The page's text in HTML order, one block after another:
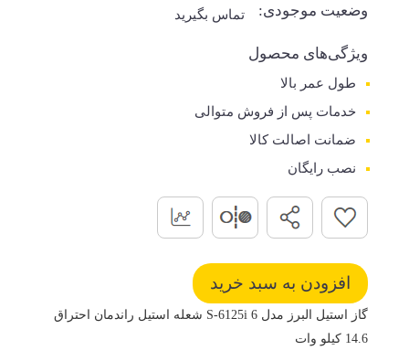
وضعیت موجودی: تماس بگیرید
ویژگی‌های محصول
طول عمر بالا
خدمات پس از فروش متوالی
ضمانت اصالت کالا
نصب رایگان
گاز استیل البرز مدل S-6125i 6 شعله استیل راندمان احتراق
14.6 کیلو وات